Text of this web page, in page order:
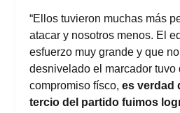
“Ellos tuvieron muchas más
atacar y nosotros menos. El
esfuerzo muy grande y que
desnivelado el marcador tuvo
compromiso físco,es verdad
tercio del partido fuimos